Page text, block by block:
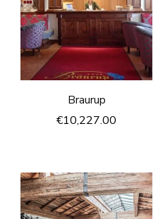
Braurup
€10,227.00